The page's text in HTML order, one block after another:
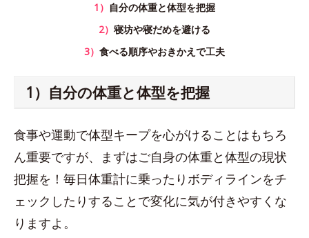
1） 自分の体重と体型を把握
2） 寝坊や寝だめを避ける
3） 食べる順序やおきかえで工夫
1）自分の体重と体型を把握
食事や運動で体型キープを心がけることはもちろ
ん重要ですが、まずはご自身の体重と体型の現状
把握を！毎日体重計に乗ったりボディラインをチ
ェックしたりすることで変化に気が付きやすくな
りますよ。